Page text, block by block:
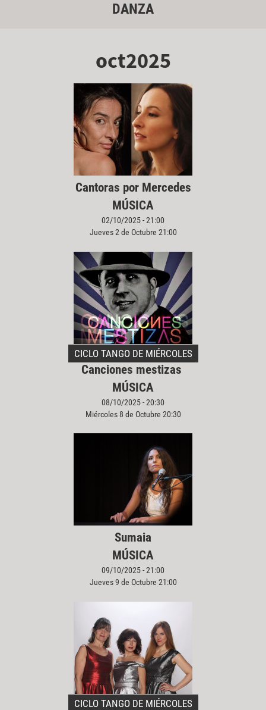
DANZA
oct2025
Cantoras por Mercedes
MÚSICA
02/10/2025 - 21:00
Jueves 2 de Octubre 21:00
CICLO TANGO DE MIÉRCOLES
Canciones mestizas
MÚSICA
08/10/2025 - 20:30
Miércoles 8 de Octubre 20:30
Sumaia
MÚSICA
09/10/2025 - 21:00
Jueves 9 de Octubre 21:00
CICLO TANGO DE MIÉRCOLES